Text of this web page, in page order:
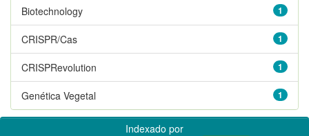
1
Biotechnology
1
CRISPR/Cas
1
CRISPRevolution
1
Genética Vegetal
Indexado por